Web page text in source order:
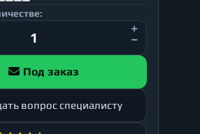
Под заказ
вопрос специалисту